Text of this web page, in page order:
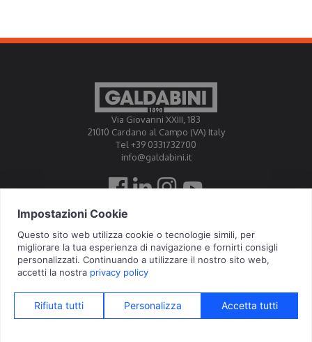
Via Giovanni XXIII, 183
21010 Cardano al Campo (VA) Italy
Tel +39 0331732700
info@galdabini.it
Galdabini is accredited Official Calibration Centre EA, IAF, ILAC
© 2026 Galdabini SPA - Via Giovanni XXIII, 183 - 21010 Cardano al Campo
(VA) - IT - P.IVA 01598040184 - All rights reserved -Privacy Policy-Cookie